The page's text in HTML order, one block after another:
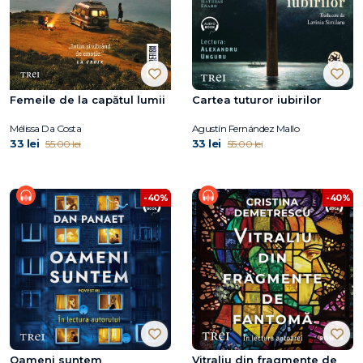
Femeile de la capătul lumii
Mélissa Da Costa
33 lei 55.00 lei
Cartea tuturor iubirilor
Agustín Fernández Mallo
33 lei 55.00 lei
-40%
Oameni suntem
-40%
Vitraliu din fragmente de